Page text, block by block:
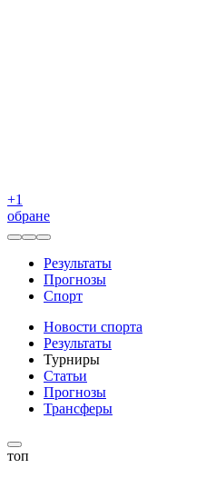
+1
обране
Результаты
Прогнозы
Спорт
Новости спорта
Результаты
Турниры
Статьи
Прогнозы
Трансферы
топ